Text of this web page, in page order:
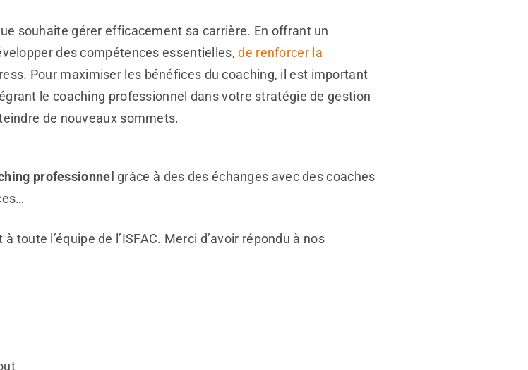
souhaite gérer efficacement sa carrière. En offrant un
des compétences essentielles,de renforcer la
Pour maximiser les bénéfices du coaching, il est important
le coaching professionnel dans votre stratégie de gestion
de nouveaux sommets.
professionnel grâce à des des échanges avec des coaches
l’équipe de l’ISFAC. Merci d’avoir répondu à nos